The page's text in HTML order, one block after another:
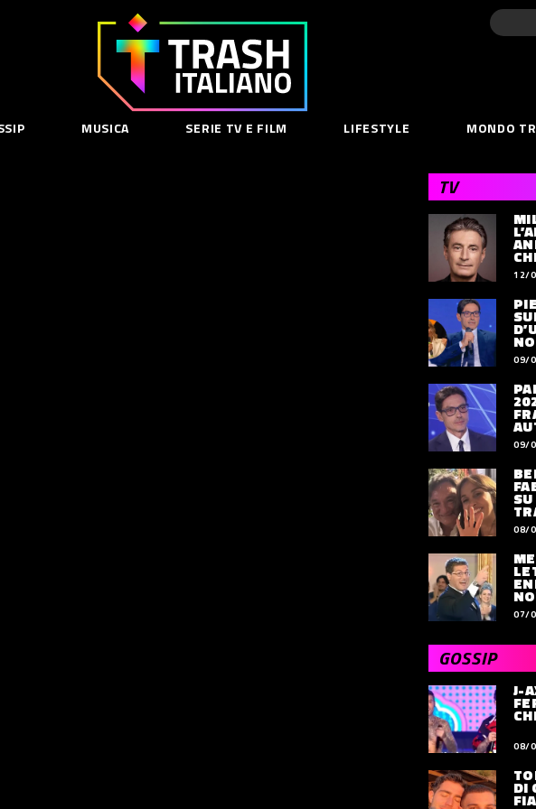
Cerca:
Trash
Italiano
MUSICA SERIE TV E FILM LIFESTYLE MONDO
TV
12/
09/
09/
08/
07/
GOSSIP
J-
08/
DI